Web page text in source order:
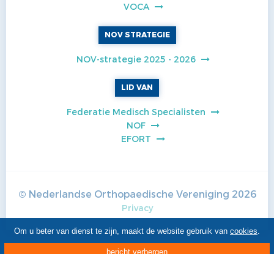
VOCA
NOV STRATEGIE
NOV-strategie 2025 - 2026
LID VAN
Federatie Medisch Specialisten
NOF
EFORT
© Nederlandse Orthopaedische Vereniging 2026
Privacy
Om u beter van dienst te zijn, maakt de website gebruik van cookies.
bericht verbergen